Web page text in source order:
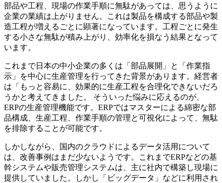
部品や工程、現場の作業手順に無駄があっては、思うように
企業の業績は上がりません。これは製品を構成する部品や製
造工程が増えるごとに顕著になっています。工程ごとに発生
する小さな無駄が積み上がり、効率化を損なう結果となって
います。
これまで日本の中小企業の多くは「部品展開」と「作業指
示」を中心に生産管理を行ってきた背景があります。経営者
は「もっと容易に、効果的に生産工程を合理化できないだろ
うかと考えてきました。 そういった悩みに応えるのが、
ERPの生産管理機能です。ERPではマスターによる綿密な部
品構成、生産工程、作業手順の管理と可視化によって、無駄
を排除することが可能です。
しかしながら、国内のクラウドによるデータ活用について
は、改善事例はまだ少ないようです。これまでERPなどの基
幹システムや販売管理システムは、主に社内で構築し現場に
提供していました。しかし「ビッグデータ」などに利用され